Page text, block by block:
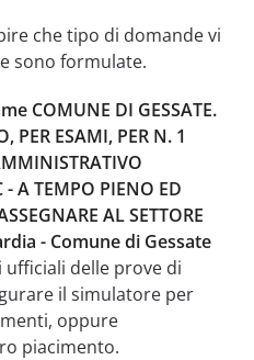
che tipo di domande vi
sono formulate.
COMUNE DI GESSATE.
PER ESAMI, PER N. 1
- A TEMPO PIENO ED
AL SETTORE
- Comune di Gessate
delle prove di
il simulatore per
oppure
piacimento.